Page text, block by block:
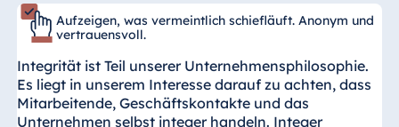
Aufzeigen, was vermeintlich schiefläuft. Anonym und
vertrauensvoll.
Integrität ist Teil unserer Unternehmensphilosophie.
Es liegt in unserem Interesse darauf zu achten, dass
Mitarbeitende, Geschäftskontakte und das
Unternehmen selbst integer handeln. Integer